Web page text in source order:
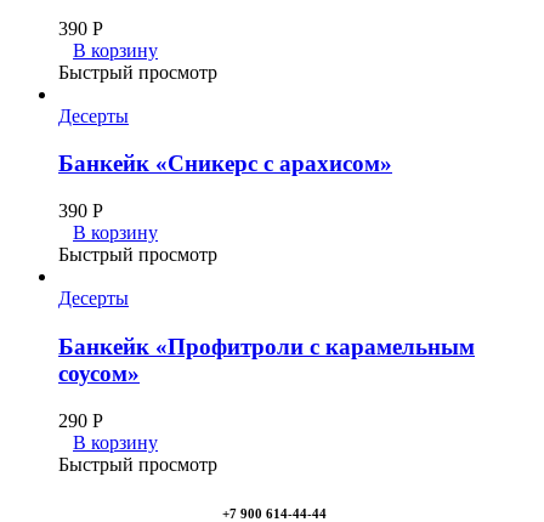
390 Р
В корзину
Быстрый просмотр
Десерты
Банкейк «Сникерс с арахисом»
390 Р
В корзину
Быстрый просмотр
Десерты
Банкейк «Профитроли с карамельным
соусом»
290 Р
В корзину
Быстрый просмотр
+7 900 614-44-44